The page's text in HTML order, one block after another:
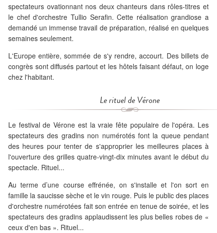
spectateurs ovationnant nos deux chanteurs dans rôles-titres et
le chef d'orchestre Tullio Serafin. Cette réalisation grandiose a
demandé un immense travail de préparation, réalisé en quelques
semaines seulement.
L'Europe entière, sommée de s'y rendre, accourt. Des billets de
congrès sont diffusés partout et les hôtels faisant défaut, on loge
chez l'habitant.
Le rituel de Vérone
Le festival de Vérone est la vraie fête populaire de l'opéra. Les
spectateurs des gradins non numérotés font la queue pendant
des heures pour tenter de s'approprier les meilleures places à
l'ouverture des grilles quatre-vingt-dix minutes avant le début du
spectacle. Rituel...
Au terme d’une course effrénée, on s'installe et l'on sort en
famille la saucisse sèche et le vin rouge. Puis le public des places
d'orchestre numérotées fait son entrée en tenue de soirée, et les
spectateurs des gradins applaudissent les plus belles robes de «
ceux d'en bas ». Rituel...